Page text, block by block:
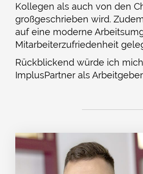
Kollegen als auch von den
großgeschrieben wird.
auf eine moderne
Mitarbeiterzufriedenheit
Rückblickend würde ich
ImplusPartner als